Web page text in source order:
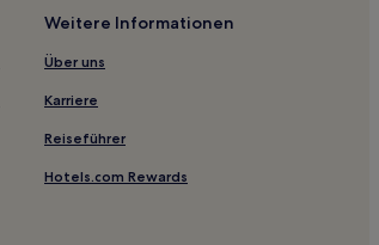
Weitere Informationen
Über uns
Karriere
Reiseführer
Hotels.com Rewards